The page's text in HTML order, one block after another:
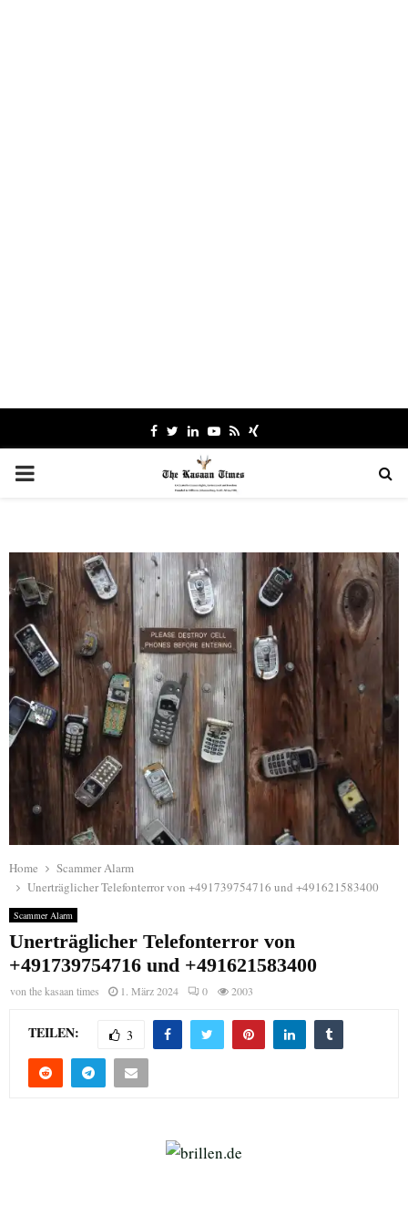
Facebook
TwitterLinkedinYoutube
RssXing
PRIMARY
Home
Scammer Alarm
Unerträglicher Telefonterror von +491739754716 und +491621583400
Scammer Alarm
Unerträglicher Telefonterror von
+491739754716 und +491621583400
vonthe kasaan times 1. März 2024 0 2003
TEILEN: 3